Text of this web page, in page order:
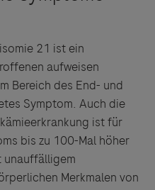
21 ist ein
aufweisen
Bereich des End- und
Symptom. Auch die
ist für
bis zu 100-Mal höher
unauffälligem
Merkmalen von